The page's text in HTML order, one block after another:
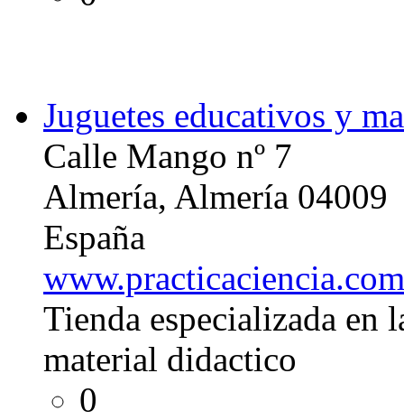
Juguetes educativos y
Calle Mango nº 7
Almería, Almería 04009
España
www.practicaciencia.com
Tienda especializada en
material didactico
0